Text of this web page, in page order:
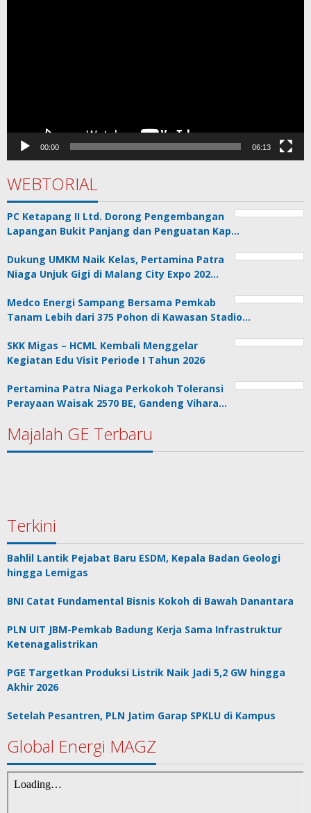
00:00 06:13
WEBTORIAL
PC Ketapang II Ltd. Dorong Pengembangan
Lapangan Bukit Panjang dan Penguatan Kap…
Dukung UMKM Naik Kelas, Pertamina Patra
Niaga Unjuk Gigi di Malang City Expo 202…
Medco Energi Sampang Bersama Pemkab
Tanam Lebih dari 375 Pohon di Kawasan Stadio…
SKK Migas – HCML Kembali Menggelar
Kegiatan Edu Visit Periode I Tahun 2026
Pertamina Patra Niaga Perkokoh Toleransi
Perayaan Waisak 2570 BE, Gandeng Vihara…
Majalah GE Terbaru
Terkini
Bahlil Lantik Pejabat Baru ESDM, Kepala Badan Geologi
hingga Lemigas
BNI Catat Fundamental Bisnis Kokoh di Bawah Danantara
PLN UIT JBM-Pemkab Badung Kerja Sama Infrastruktur
Ketenagalistrikan
PGE Targetkan Produksi Listrik Naik Jadi 5,2 GW hingga
Akhir 2026
Setelah Pesantren, PLN Jatim Garap SPKLU di Kampus
Global Energi MAGZ